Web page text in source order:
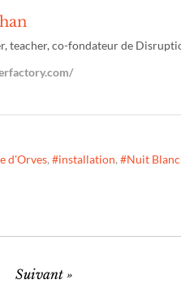
teacher, co-fondateur de
d'Orves, installation, Nuit
Suivant